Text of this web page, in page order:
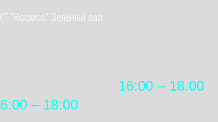
"Космос" Зелёный зал
16:00 – 18:00
– 18:00